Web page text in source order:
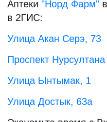
Аптеки "Норд Фарм"
в 2ГИС:
Улица Акан Серэ, 73
Проспект
Улица Ынтымак, 1
Улица Достык, 63а